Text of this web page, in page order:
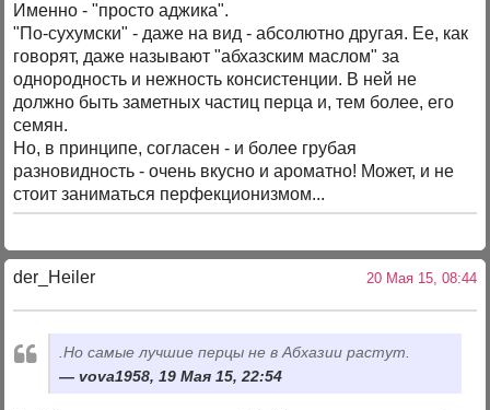
Именно - "просто аджика".
"По-сухумски" - даже на вид - абсолютно другая. Ее, как
говорят, даже называют "абхазским маслом" за
однородность и нежность консистенции. В ней не
должно быть заметных частиц перца и, тем более, его
семян.
Но, в принципе, согласен - и более грубая
разновидность - очень вкусно и ароматно! Может, и не
стоит заниматься перфекционизмом...
der_Heiler 20 Мая 15, 08:44
.Но самые лучшие перцы не в Абхазии растут.
vova1958, 19 Мая 15, 22:54